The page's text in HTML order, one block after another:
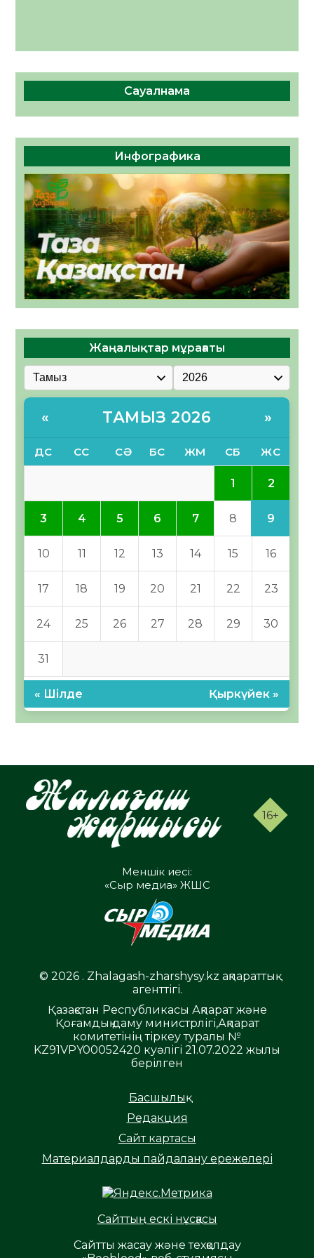
Сауалнама
Инфографика
Жаңалықтар мұрағаты
« ТАМЫЗ 2026 »
ДС СС СӘ БС ЖМ СБ ЖС
1 2
3 4 5 6 7 8 9
10 11 12 13 14 15 16
17 18 19 20 21 22 23
24 25 26 27 28 29 30
31
« Шілде Қыркүйек »
16+
Меншік иесі:
«Сыр медиа» ЖШС
© 2026 . Zhalagash-zharshysy.kz ақпараттық
агенттігі.
Қазақстан Республикасы Ақпарат және
Қоғамдық даму министрлігі,Ақпарат
комитетінің тіркеу туралы №
KZ91VPY00052420 куәлігі 21.07.2022 жылы
берілген
Басшылық
Редакция
Сайт картасы
Материалдарды пайдалану ережелері
Сайттың ескі нұсқасы
Сайтты жасау және техқолдау